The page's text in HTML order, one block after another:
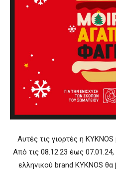
Αυτές τις γιορτές η
Από τις 08.12.23 έως
ελληνικού brand KYKNOS